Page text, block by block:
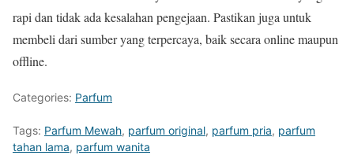
rapi dan tidak ada kesalahan pengejaan. Pastikan juga untuk
membeli dari sumber yang terpercaya, baik secara online maupun
offline.
Categories: Parfum
Tags: Parfum Mewah, parfum original, parfum pria, parfum
tahan lama, parfum wanita